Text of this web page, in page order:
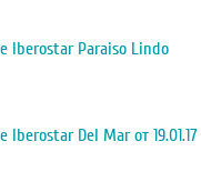
Iberostar Paraiso Lindo
Iberostar Del Mar от 19.01.17